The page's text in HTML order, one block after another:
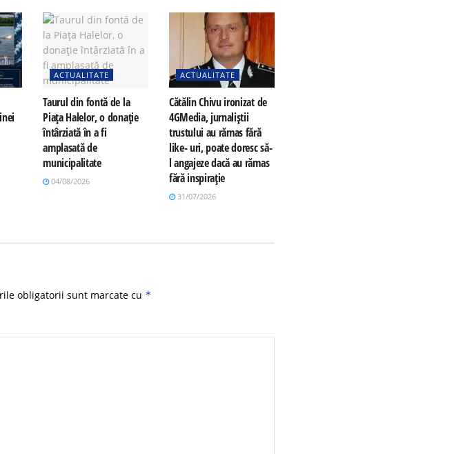
ACTUALITATE
Taurul din fontă de la
Piața Halelor, o donație
întârziată în a fi
amplasată de
municipalitate
04/08/2026
ACTUALITATE
Cătălin Chivu ironizat de
4GMedia, jurnaliștii
trustului au rămas fără
like- uri, poate doresc să-
l angajeze dacă au rămas
fără inspirație
31/07/2026
obligatorii sunt marcate cu *